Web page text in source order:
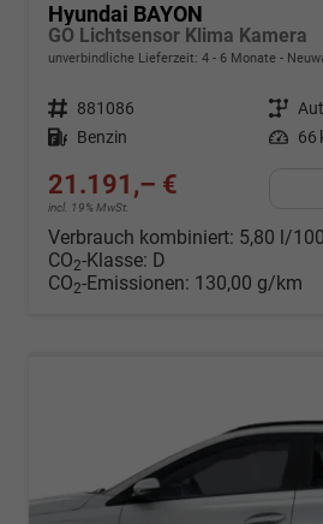
Hyundai BAYON
GO Lichtsensor Klima Kamera
unverbindliche Lieferzeit: 4 - 6 Monate
Fahrzeugnr. 881086 Getriebe
Kraftstoff Benzin Leistung 66
21.191,– €
incl. 19% MwSt.
Verbrauch kombiniert: 5,80 l/
CO2-Klasse: D
CO2-Emissionen: 130,00 g/km